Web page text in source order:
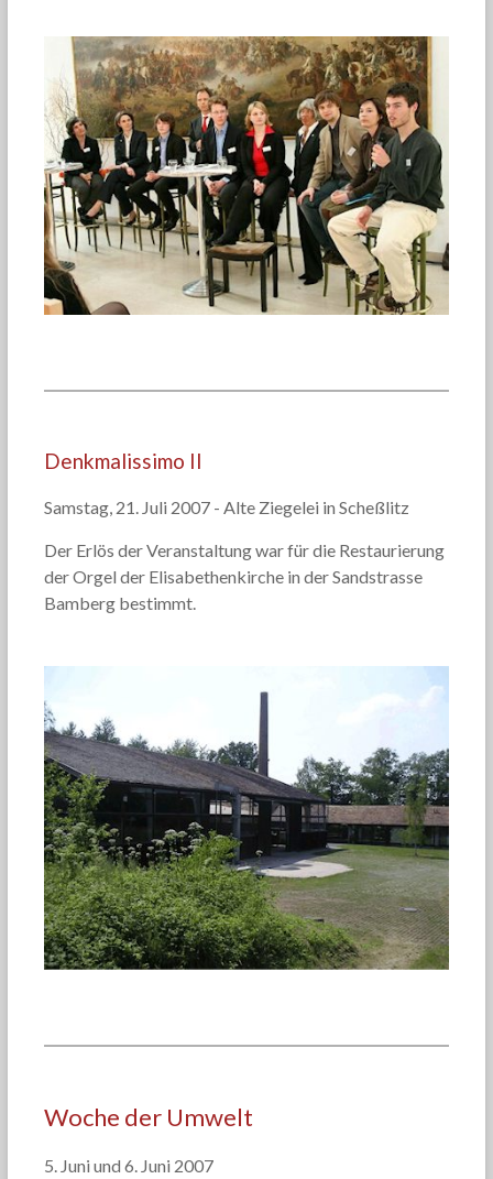
Denkmalissimo II
Samstag, 21. Juli 2007 - Alte Ziegelei in Scheßlitz
Der Erlös der Veranstaltung war für die Restaurierung
der Orgel der Elisabethenkirche in der Sandstrasse
Bamberg bestimmt.
Woche der Umwelt
5. Juni und 6. Juni 2007